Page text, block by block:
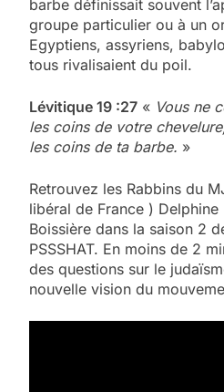
barbe définissait souvent
groupe particulier ou à un
Egyptiens, assyriens,
tous rivalisaient du poil.
Lévitique 19 :27 « Vous ne
les coins de votre
les coins de ta barbe. »
Retrouvez les Rabbins du
libéral de France ) Delphine
Boissière dans la saison 2
PSSSHAT. En moins de 2
des questions sur le
nouvelle vision du